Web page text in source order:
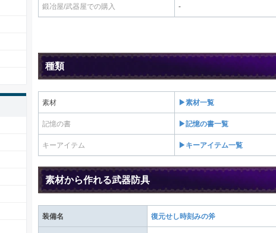
鍛冶屋/武器屋での購入 -
種類
素材 ▶素材一覧
記憶の書 ▶記憶の書一覧
キーアイテム ▶キーアイテム一覧
素材から作れる武器防具
装備名 復元せし時刻みの斧